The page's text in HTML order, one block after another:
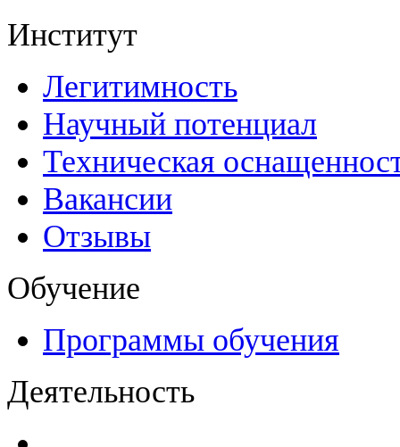
Институт
Легитимность
Научный потенциал
Техническая
Вакансии
Отзывы
Обучение
Программы обучения
Деятельность